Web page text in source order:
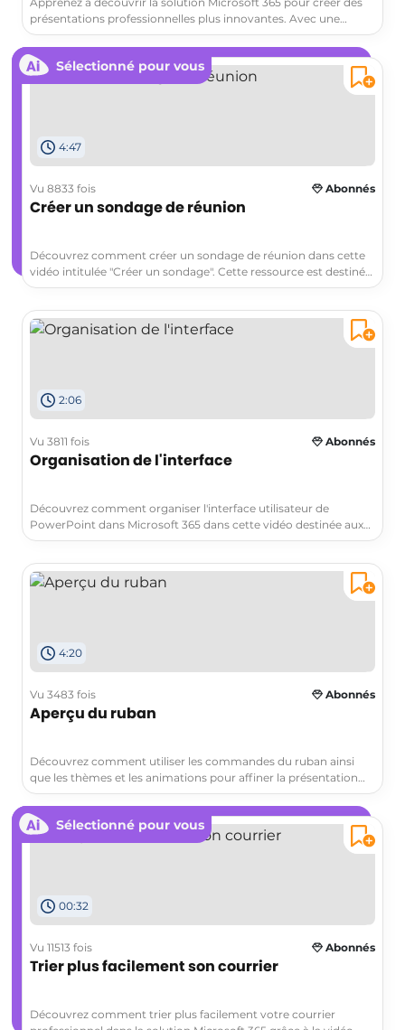
présentations professionnelles plus innovantes. Avec une
présentation vierge qui ne s'affiche pas à l'ouverture, découvrez
les outils et fonctionnalités qui rendent PowerPoint plus simple
et intuitif. Insérez des graphiques, modifiez les couleurs et
tailles, ou utilisez la fonction Smart pour insérer des graphiques
Sélectionné pour vous
4:47
Vu 8833 fois Abonnés
Créer un sondage de réunion
Découvrez comment créer un sondage de réunion dans cette
vidéo intitulée "Créer un sondage". Cette ressource est destinée
aux apprenants de niveau intermédiaire qui souhaitent trouver
Vous apprendrez comment créer un sondage interactif pour
recueillir les opinions et les préférences des participants à une
en communication et en gestion du temps.
2:06
Vu 3811 fois Abonnés
Organisation de l'interface
Découvrez comment organiser l'interface utilisateur de
PowerPoint dans Microsoft 365 dans cette vidéo destinée aux
professionnels.Apprenez à utiliser les fonctionnalités clés telles
des tâches rapides.Suivez les conseils pratiques pour accéder
aux commandes que vous utilisez moins souvent en cliquant
améliorez votre expérience de présentation grâce à
PowerPoint.Les tags associés sont Microsoft 365, PowerPoint,
présentation, organisation et astuces pratiques.
4:20
Vu 3483 fois Abonnés
Aperçu du ruban
Découvrez comment utiliser les commandes du ruban ainsi
que les thèmes et les animations pour affiner la présentation
avec Microsoft 365. La vidéo propose un aperçu sur la façon
dont les fonctionnalités comme les éléments audio et vidéo,
l'ajout d'en-têtes et de pieds de page, et l'application de
transitions, peuvent rendre vos présentations plus
Sélectionné pour vous
00:32
Vu 11513 fois Abonnés
Trier plus facilement son courrier
Découvrez comment trier plus facilement votre courrier